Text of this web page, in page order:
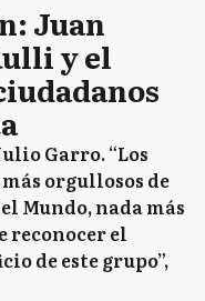
Juan
y el
Garro. “Los
orgullosos de
Mundo, nada más
reconocer el
de este grupo”,